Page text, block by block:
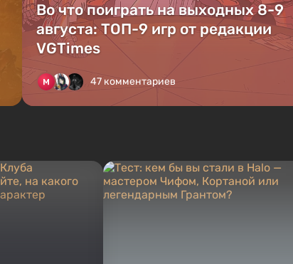
Во что поиграть на выходных 8-9
августа: ТОП-9 игр от редакции
VGTimes
47 комментариев